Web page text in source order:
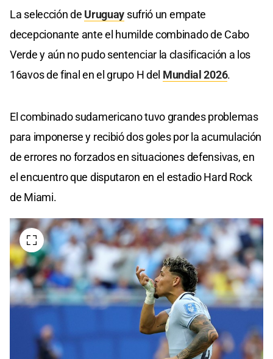
La selección de Uruguay sufrió un empate
decepcionante ante el humilde combinado de Cabo
Verde y aún no pudo sentenciar la clasificación a los
16avos de final en el grupo H del Mundial 2026.
El combinado sudamericano tuvo grandes problemas
para imponerse y recibió dos goles por la acumulación
de errores no forzados en situaciones defensivas, en
el encuentro que disputaron en el estadio Hard Rock
de Miami.